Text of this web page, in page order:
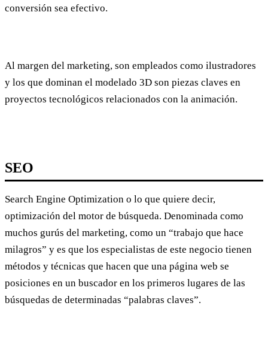
conversión sea efectivo.
Al margen del marketing, son empleados como ilustradores
y los que dominan el modelado 3D son piezas claves en
proyectos tecnológicos relacionados con la animación.
SEO
Search Engine Optimization o lo que quiere decir,
optimización del motor de búsqueda. Denominada como
muchos gurús del marketing, como un “trabajo que hace
milagros” y es que los especialistas de este negocio tienen
métodos y técnicas que hacen que una página web se
posiciones en un buscador en los primeros lugares de las
búsquedas de determinadas “palabras claves”.